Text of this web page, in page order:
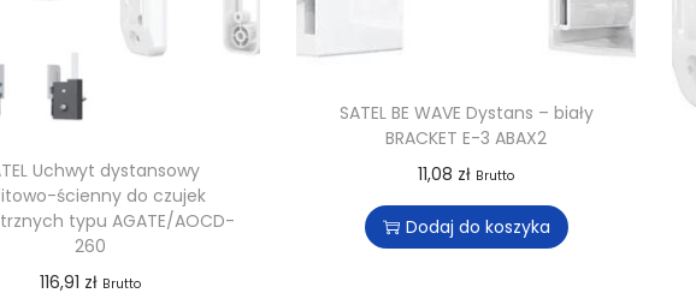
Uchwyt dystansowy
ścienny do czujek
typu AGATE/AOCD-
260
116,91 zł Brutto
SATEL BE WAVE Dystans – biały
BRACKET E-3 ABAX2
11,08 zł Brutto
Dodaj do koszyka